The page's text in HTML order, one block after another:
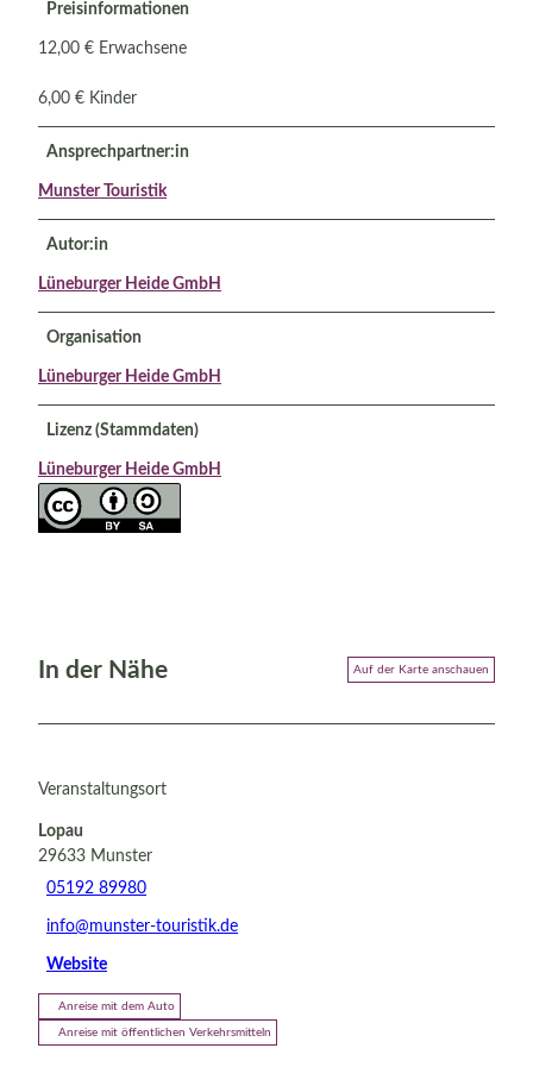
Preisinformationen
12,00 € Erwachsene
6,00 € Kinder
Ansprechpartner:in
Munster Touristik
Autor:in
Lüneburger Heide GmbH
Organisation
Lüneburger Heide GmbH
Lizenz (Stammdaten)
Lüneburger Heide GmbH
In der Nähe Auf der Karte anschauen
Veranstaltungsort
Lopau
29633 Munster
05192 89980
info@munster-touristik.de
Website
Anreise mit dem Auto
Anreise mit öffentlichen Verkehrsmitteln